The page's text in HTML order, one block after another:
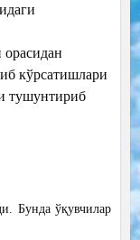
кўрсатишлари
тушунтириб
Бунда ўқувчилар